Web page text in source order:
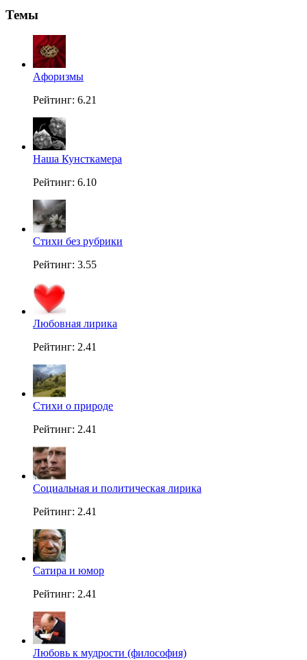
Темы
Aфоризмы
Рейтинг: 6.21
Наша Кунсткамера
Рейтинг: 6.10
Стихи без рубрики
Рейтинг: 3.55
Любовная лирика
Рейтинг: 2.41
Стихи о природе
Рейтинг: 2.41
Социальная и политическая лирика
Рейтинг: 2.41
Сатира и юмор
Рейтинг: 2.41
Любовь к мудрости (философия)